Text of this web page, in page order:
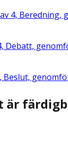
4, Beredning,
Debatt,
Beslut,
är